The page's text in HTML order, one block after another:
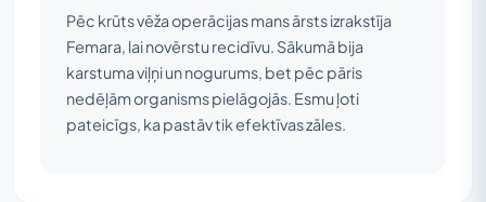
Pēc krūts vēža operācijas mans ārsts izrakstīja
Femara, lai novērstu recidīvu. Sākumā bija
karstuma viļņi un nogurums, bet pēc pāris
nedēļām organisms pielāgojās. Esmu ļoti
pateicīgs, ka pastāv tik efektīvas zāles.